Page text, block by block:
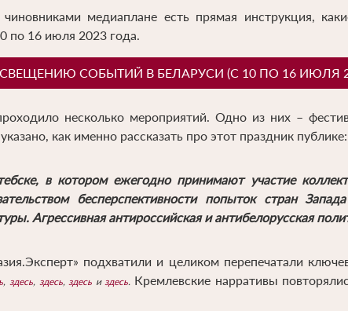
медиаплане есть прямая инструкция,
по 16 июля 2023 года.
СОБЫТИЙ В БЕЛАРУСИ (С 10 ПО 16 ИЮЛЯ
несколько мероприятий. Одно из них –
как именно рассказать про этот праздник публике:
в котором ежегодно принимают участие
бесперспективности попыток стран
Агрессивная антироссийская и антибелорусская
подхватили и целиком перепечатали
, здесь, здесь, здесь и здесь. Кремлевские нарративы